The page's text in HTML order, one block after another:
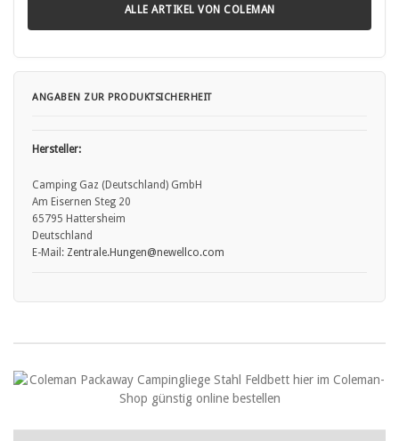
ALLE ARTIKEL VON COLEMAN
ANGABEN ZUR PRODUKTSICHERHEIT
Hersteller:
Camping Gaz (Deutschland) GmbH
Am Eisernen Steg 20
65795 Hattersheim
Deutschland
E-Mail: Zentrale.Hungen@newellco.com